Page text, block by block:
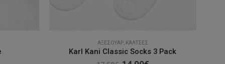
ΑΞΕΣΟΥΆΡ, ΚΆΛΤΣΕΣ
Karl Kani Classic Socks 3 Pack